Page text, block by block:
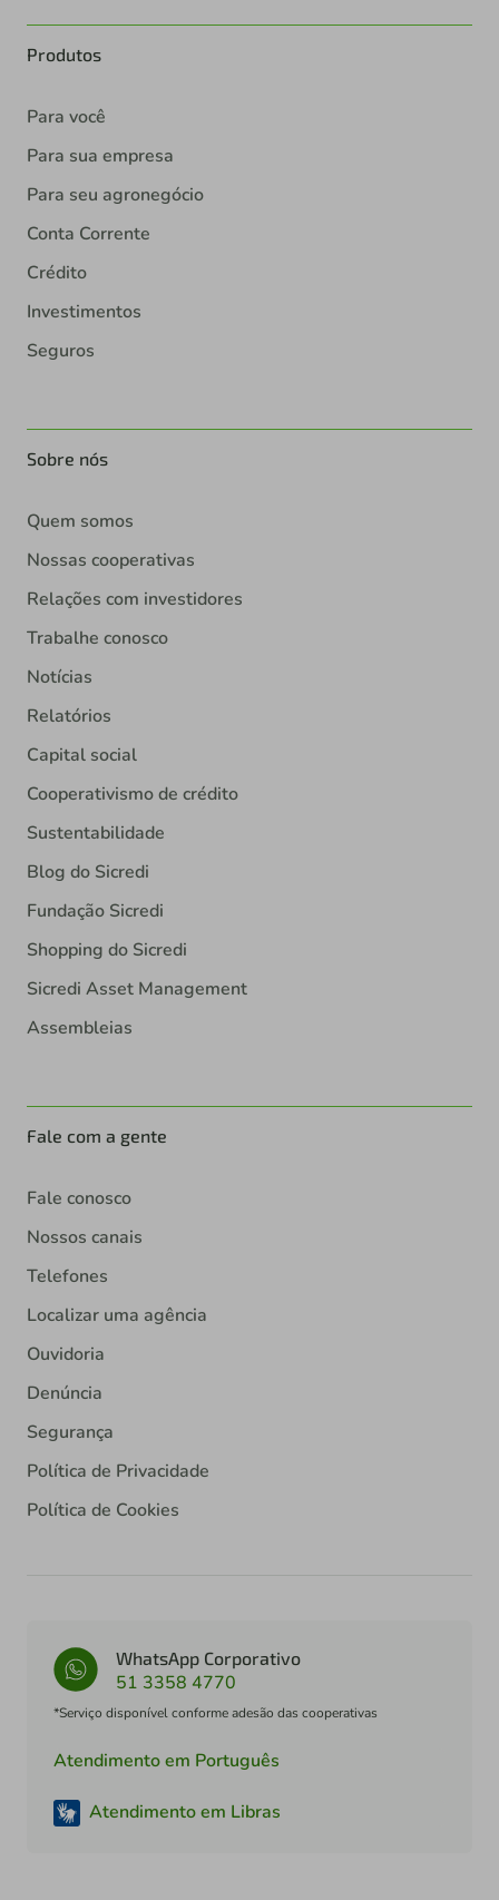
Produtos
Para você
Para sua empresa
Para seu agronegócio
Conta Corrente
Crédito
Investimentos
Seguros
Sobre nós
Quem somos
Nossas cooperativas
Relações com investidores
Trabalhe conosco
Notícias
Relatórios
Capital social
Cooperativismo de crédito
Sustentabilidade
Blog do Sicredi
Fundação Sicredi
Shopping do Sicredi
Sicredi Asset Management
Assembleias
Fale com a gente
Fale conosco
Nossos canais
Telefones
Localizar uma agência
Ouvidoria
Denúncia
Segurança
Política de Privacidade
Política de Cookies
WhatsApp Corporativo
51 3358 4770
*Serviço disponível conforme adesão das cooperativas
Atendimento em Português
Atendimento em Libras